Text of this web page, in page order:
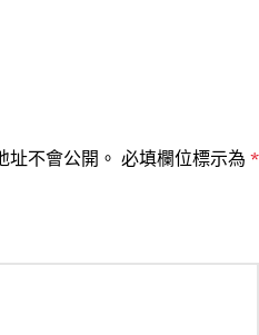
址不會公開。 必填欄位標示為 *